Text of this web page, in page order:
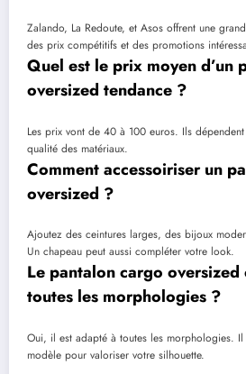
Zalando, La Redoute, et Asos offrent une
des prix compétitifs et des promotions
Quel est le prix moyen d’un
oversized tendance ?
Les prix vont de 40 à 100 euros. Ils
qualité des matériaux.
Comment accessoiriser un
oversized ?
Ajoutez des ceintures larges, des bijoux
Un chapeau peut aussi compléter votre look.
Le pantalon cargo oversized
toutes les morphologies ?
Oui, il est adapté à toutes les morphologies.
modèle pour valoriser votre silhouette.